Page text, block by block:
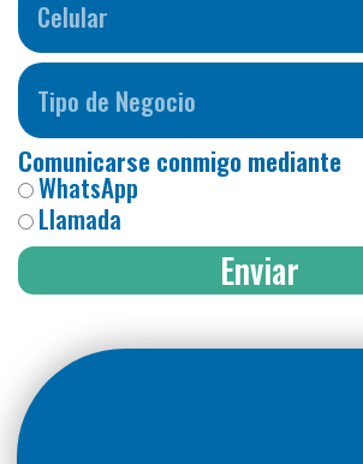
Comunicarse conmigo mediante
WhatsApp
Llamada
Enviar